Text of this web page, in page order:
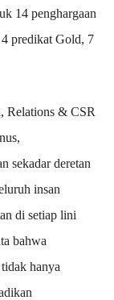
14 penghargaan
predikat Gold, 7
Relations & CSR
sekadar deretan
insan
di setiap lini
bahwa
hanya